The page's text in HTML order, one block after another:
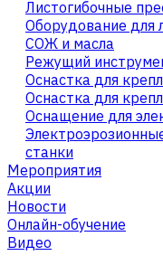
Листогибочные
Оборудование для
СОЖ и масла
Режущий
Оснастка для
Оснастка для
Оснащение для
станки
Мероприятия
Акции
Новости
Онлайн-обучение
Видео